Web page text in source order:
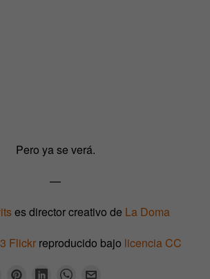
Pero ya se verá.
—
es director creativo de La Doma
Flickr reproducido bajo licencia CC